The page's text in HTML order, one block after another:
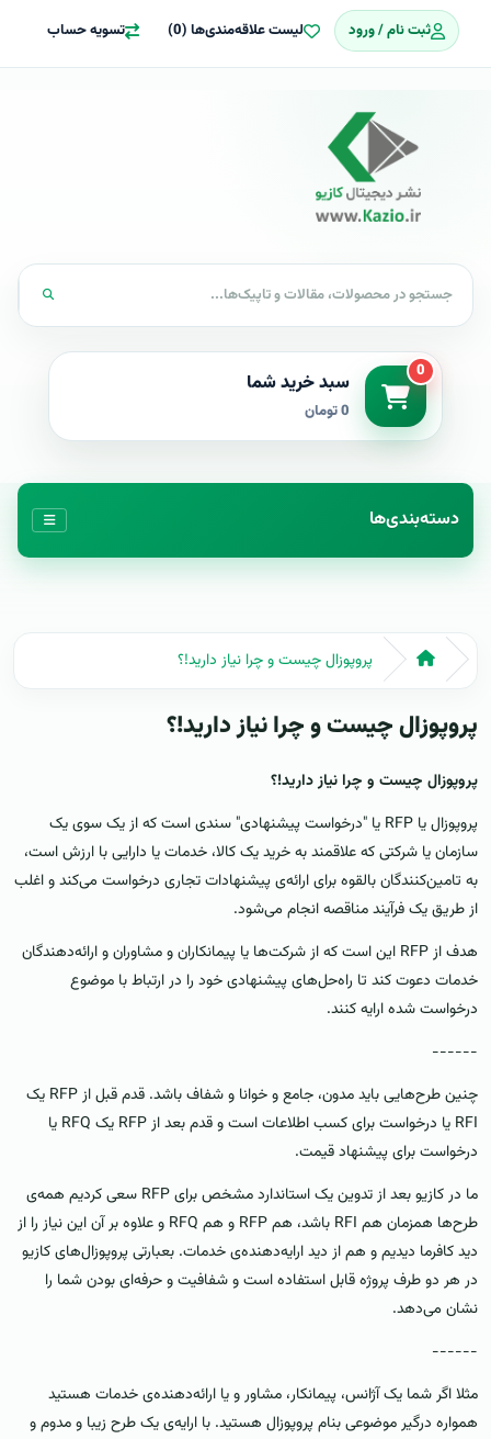
ثبت نام / ورود لیست علاقه‌مندی‌ها (0) تسویه حساب
0 سبد خرید شما
0 تومان
دسته‌بندی‌ها
پروپوزال چیست و چرا نیاز دارید!؟
پروپوزال چیست و چرا نیاز دارید!؟
پروپوزال چیست و چرا نیاز دارید!؟
پروپوزال یا RFP یا "درخواست پیشنهادی" سندی است که از یک سوی یک
سازمان یا شرکتی که علاقمند به خرید یک کالا، خدمات یا دارایی با ارزش است،
به تامین‌کنندگان بالقوه برای ارائه‌ی پیشنهادات تجاری درخواست می‌کند و اغلب
از طریق یک فرآیند مناقصه انجام می‌شود.
هدف از RFP این است که از شرکت‌ها یا پیمانکاران و مشاوران و ارائه‌دهندگان
خدمات دعوت کند تا راه‌حل‌های پیشنهادی خود را در ارتباط با موضوع
درخواست شده ارایه کنند.
------
چنین طرح‌هایی باید مدون، جامع و خوانا و شفاف باشد. قدم قبل از RFP یک
RFI یا درخواست برای کسب‌ اطلاعات است و قدم بعد از RFP یک RFQ یا
درخواست برای پیشنهاد قیمت.
ما در کازیو بعد از تدوین یک استاندارد مشخص برای RFP سعی کردیم همه‌ی
طرح‌ها همزمان هم RFI باشد، هم RFP و هم RFQ و علاوه بر آن این نیاز را از
دید کافرما دیدیم و هم از دید ارایه‌دهنده‌ی خدمات. بعبارتی پروپوزال‌های کازیو
در هر دو طرف پروژه قابل استفاده است و شفافیت و حرفه‌ای بودن شما را
نشان می‌دهد.
------
مثلا اگر شما یک آژانس، پیمانکار، مشاور و یا ارائه‌دهنده‌ی خدمات هستید
همواره درگیر موضوعی بنام پروپوزال هستید. با ارایه‌ی یک طرح زیبا و مدوم و